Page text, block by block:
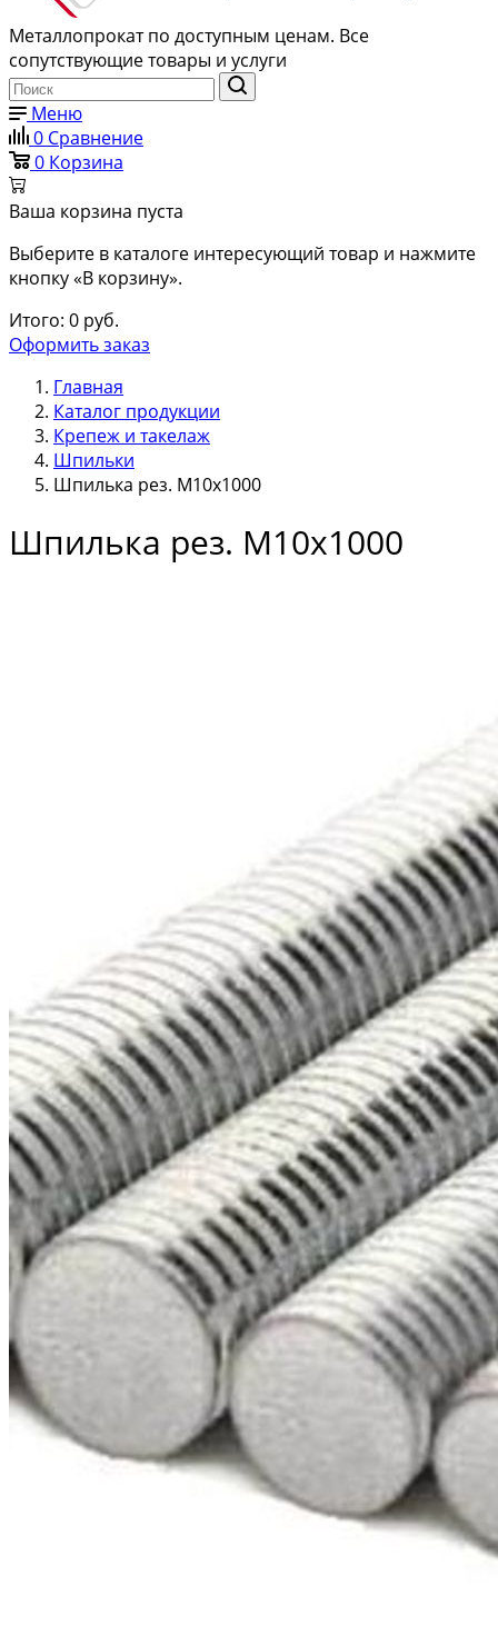
Металлопрокат по доступным ценам. Все
сопутствующие товары и услуги
Меню
0 Сравнение
0 Корзина
Ваша корзина пуста
Выберите в каталоге интересующий товар и нажмите
кнопку «В корзину».
Итого: 0 руб.
Оформить заказ
Главная
Каталог продукции
Крепеж и такелаж
Шпильки
Шпилька рез. М10х1000
Шпилька рез. М10х1000